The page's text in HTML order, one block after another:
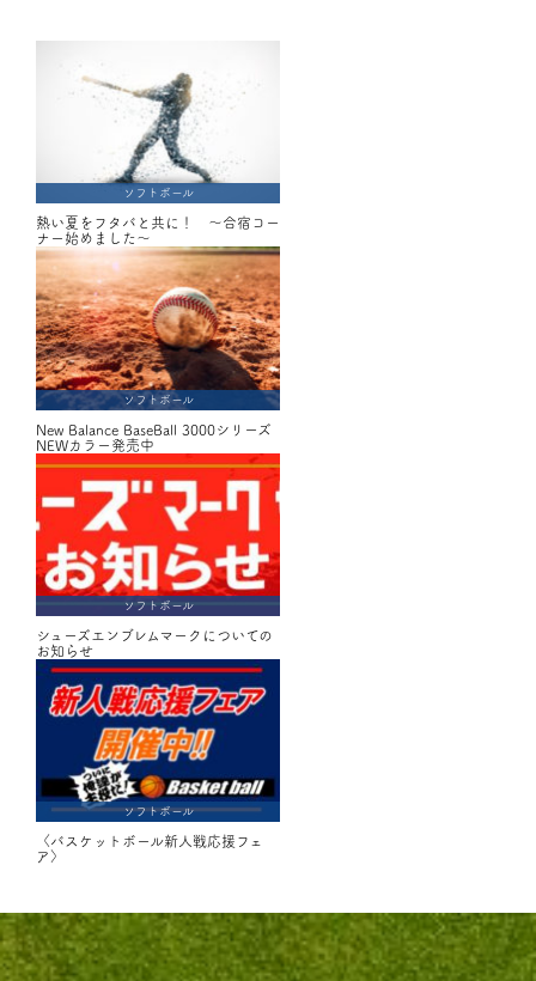
ソフトボール
熱い夏をフタバと共に！ ～合宿コー
ナー始めました～
ソフトボール
New Balance BaseBall 3000シリーズ
NEWカラー発売中
ソフトボール
シューズエンブレムマークについての
お知らせ
ソフトボール
〈バスケットボール新人戦応援フェ
ア〉